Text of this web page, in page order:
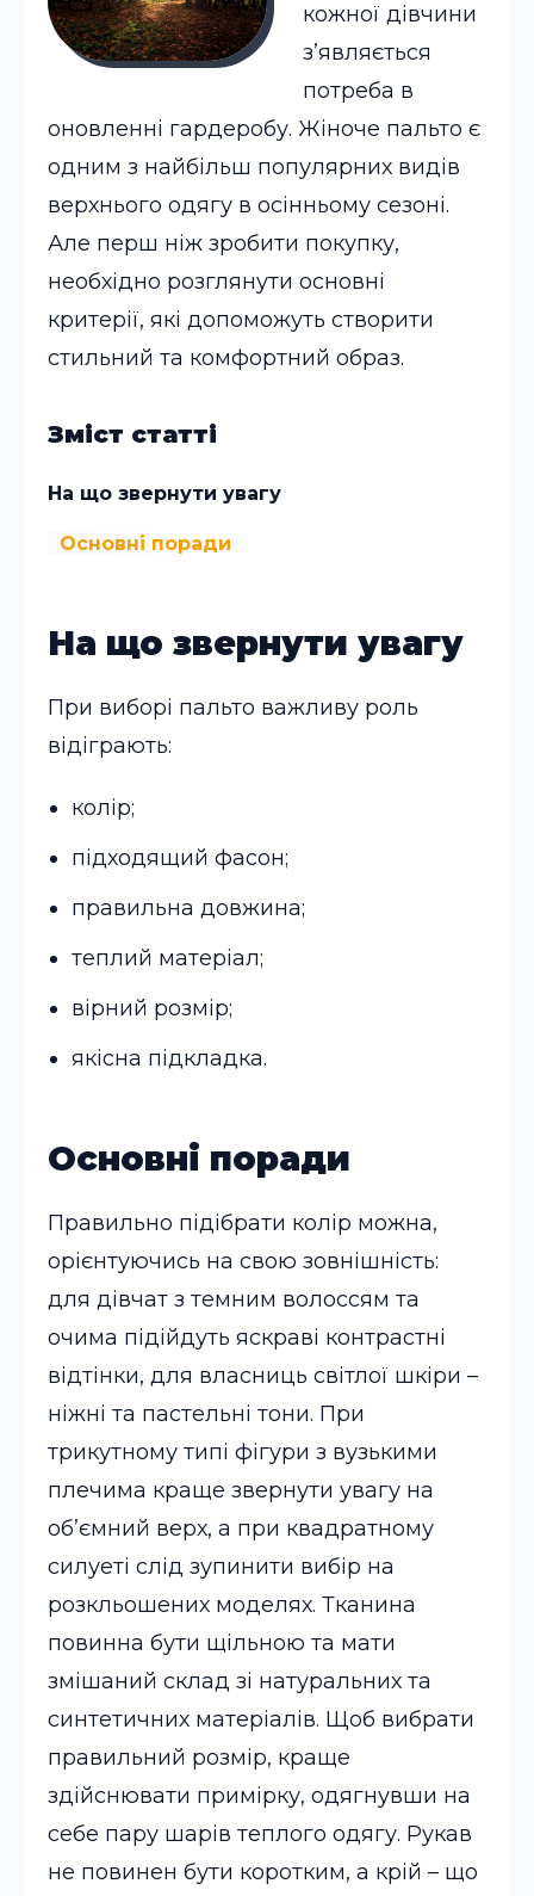
кожної дівчини
з’являється
потреба в
оновленні гардеробу. Жіноче пальто є
одним з найбільш популярних видів
верхнього одягу в осінньому сезоні.
Але перш ніж зробити покупку,
необхідно розглянути основні
критерії, які допоможуть створити
стильний та комфортний образ.
Зміст статті
На що звернути увагу
Основні поради
На що звернути увагу
При виборі пальто важливу роль
відіграють:
колір;
підходящий фасон;
правильна довжина;
теплий матеріал;
вірний розмір;
якісна підкладка.
Основні поради
Правильно підібрати колір можна,
орієнтуючись на свою зовнішність:
для дівчат з темним волоссям та
очима підійдуть яскраві контрастні
відтінки, для власниць світлої шкіри –
ніжні та пастельні тони. При
трикутному типі фігури з вузькими
плечима краще звернути увагу на
об’ємний верх, а при квадратному
силуеті слід зупинити вибір на
розкльошених моделях. Тканина
повинна бути щільною та мати
змішаний склад зі натуральних та
синтетичних матеріалів. Щоб вибрати
правильний розмір, краще
здійснювати примірку, одягнувши на
себе пару шарів теплого одягу. Рукав
не повинен бути коротким, а крій – що